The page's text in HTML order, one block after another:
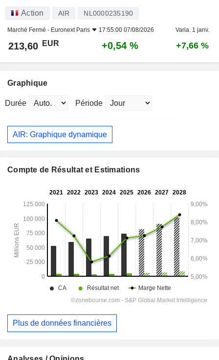
Action AIR NL0000235190
Marché Fermé - Euronext Paris 17:55:00 07/08/2026 Varia. 1 janv.
213,60 EUR +0,54 % +7,66 %
Graphique
Durée Période
AIR: Graphique dynamique
Compte de Résultat et Estimations
Plus de données financières